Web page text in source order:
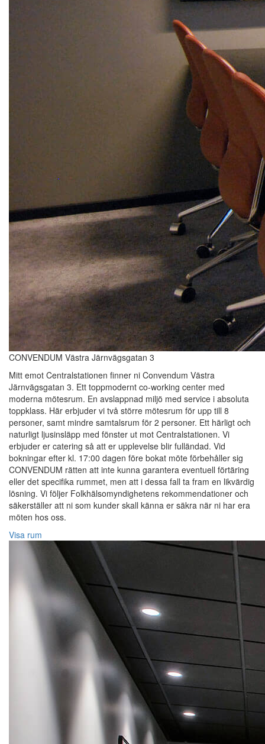
CONVENDUM Västra Järnvägsgatan 3
Mitt emot Centralstationen finner ni Convendum Västra
Järnvägsgatan 3. Ett toppmodernt co-working center med
moderna mötesrum. En avslappnad miljö med service i absoluta
toppklass. Här erbjuder vi två större mötesrum för upp till 8
personer, samt mindre samtalsrum för 2 personer. Ett härligt och
naturligt ljusinsläpp med fönster ut mot Centralstationen. Vi
erbjuder er catering så att er upplevelse blir fulländad. Vid
bokningar efter kl. 17:00 dagen före bokat möte förbehåller sig
CONVENDUM rätten att inte kunna garantera eventuell förtäring
eller det specifika rummet, men att i dessa fall ta fram en likvärdig
lösning. Vi följer Folkhälsomyndighetens rekommendationer och
säkerställer att ni som kunder skall känna er säkra när ni har era
möten hos oss.
Visa rum